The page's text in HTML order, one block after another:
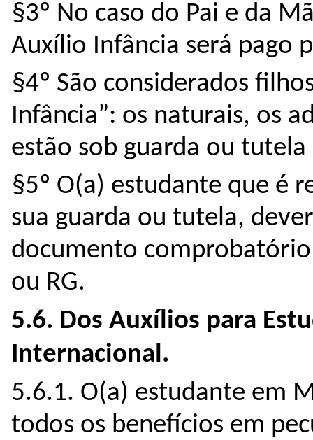
§3º No caso do Pai e da
Auxílio Infância será pago
§4º São considerados
Infância”: os naturais, os
estão sob guarda ou
§5º O(a) estudante que é
sua guarda ou tutela,
documento
ou RG.
5.6. Dos Auxílios para
Internacional.
5.6.1. O(a) estudante em
todos os benefícios em